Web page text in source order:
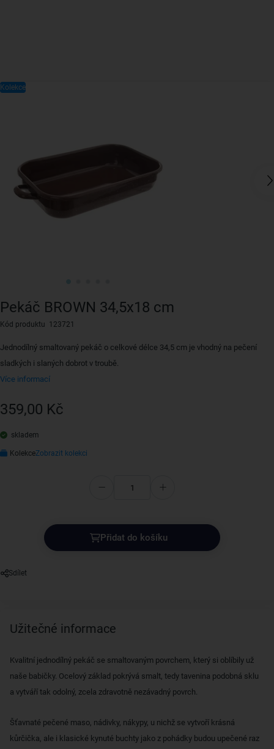
Pekáč BROWN 34,5x18 cm
Kód produktu 123721
Jednodílný smaltovaný pekáč o celkové délce 34,5 cm je vhodný na pečení
sladkých i slaných dobrot v troubě.
Více informací
359,00 Kč
skladem
KolekceZobrazit kolekci
Přidat do košíku
Sdílet
Kolekce
Užitečné informace
Kvalitní jednodílný pekáč se smaltovaným povrchem, který si oblíbily už
naše babičky. Ocelový základ pokrývá smalt, tedy tavenina podobná sklu
a vytváří tak odolný, zcela zdravotně nezávadný povrch.
Šťavnaté pečené maso, nádivky, nákypy, u nichž se vytvoří krásná
kůrčička, ale i klasické kynuté buchty jako z pohádky budou upečené raz